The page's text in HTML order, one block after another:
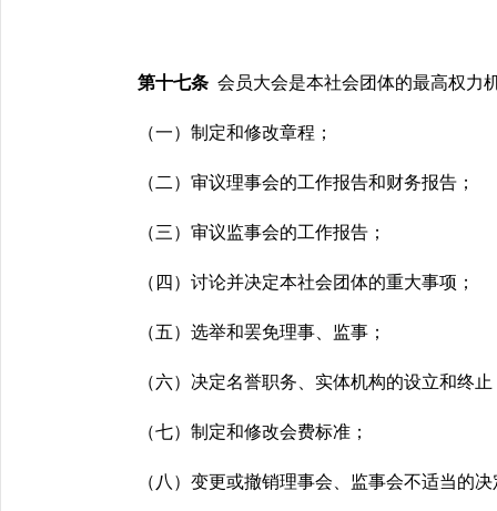
第十七条 会员大会是本社会团体的最高权力
（一）制定和修改章程；
（二）审议理事会的工作报告和财务报告；
（三）审议监事会的工作报告；
（四）讨论并决定本社会团体的重大事项；
（五）选举和罢免理事、监事；
（六）决定名誉职务、 实体机构的设立和终止
（七）制定和修改会费标准；
（八）变更或撤销理事会、监事会不适当的决